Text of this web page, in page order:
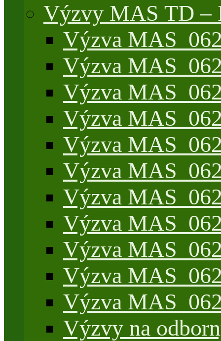
Výzvy MAS TD –
Výzva
Výzva
Výzva
Výzva
Výzva
Výzva
Výzva
Výzva
Výzva
Výzva
Výzva
Výzvy na